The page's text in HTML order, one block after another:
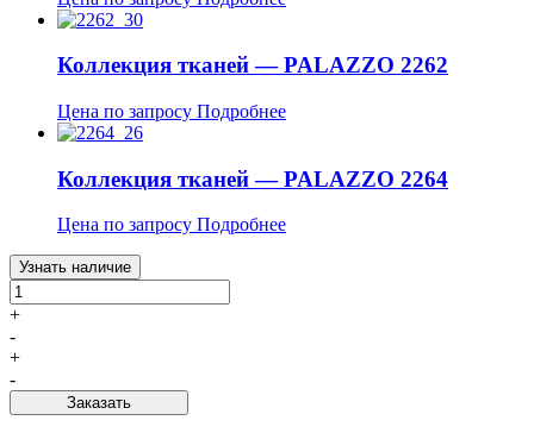
Коллекция тканей — PALAZZO 2262
Цена по запросу Подробнее
Коллекция тканей — PALAZZO 2264
Цена по запросу Подробнее
Узнать наличие
+
-
+
-
Заказать